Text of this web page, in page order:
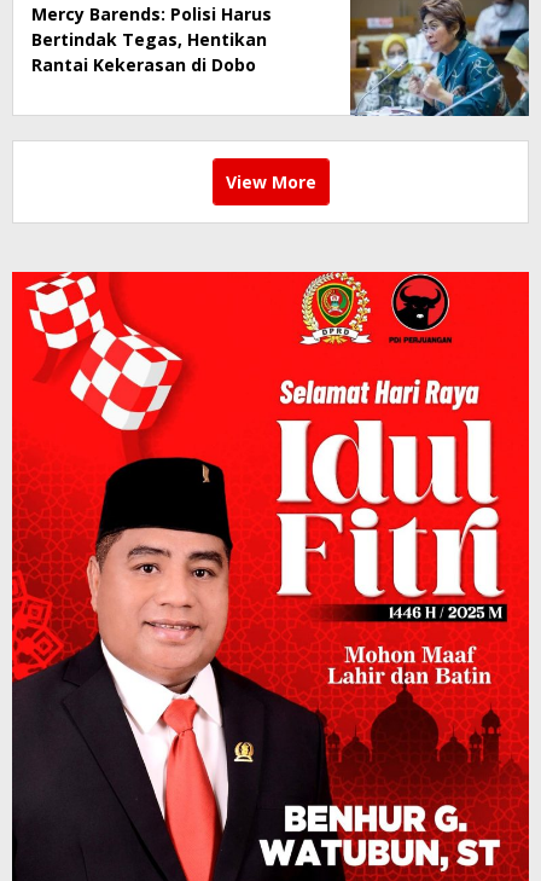
Mercy Barends: Polisi Harus
Bertindak Tegas, Hentikan
Rantai Kekerasan di Dobo
View More